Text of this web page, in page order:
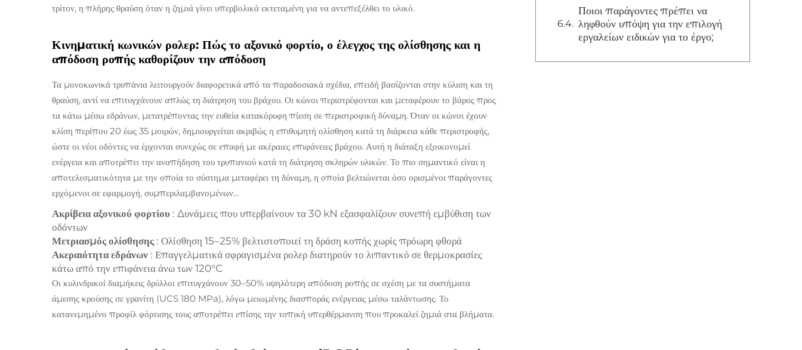
τρίτον, η πλήρης θραύση όταν η ζημιά γίνει υπερβολικά εκτεταμένη για να αντεπεξέλθει το υλικό.
Κινηματική κωνικών ρολερ: Πώς το αξονικό φορτίο, ο έλεγχος της ολίσθησης και η
απόδοση ροπής καθορίζουν την απόδοση
Τα μονοκωνικά τρυπάνια λειτουργούν διαφορετικά από τα παραδοσιακά σχέδια, επειδή βασίζονται στην κύλιση και τη
θραύση, αντί να επιτυγχάνουν απλώς τη διάτρηση του βράχου. Οι κώνοι περιστρέφονται και μεταφέρουν το βάρος προς
τα κάτω μέσω εδράνων, μετατρέποντας την ευθεία κατακόρυφη πίεση σε περιστροφική δύναμη. Όταν οι κώνοι έχουν
κλίση περίπου 20 έως 35 μοιρών, δημιουργείται ακριβώς η επιθυμητή ολίσθηση κατά τη διάρκεια κάθε περιστροφής,
ώστε οι νέοι οδόντες να έρχονται συνεχώς σε επαφή με ακέραιες επιφάνειες βράχου. Αυτή η διάταξη εξοικονομεί
ενέργεια και αποτρέπει την αναπήδηση του τρυπανιού κατά τη διάτρηση σκληρών υλικών. Το πιο σημαντικό είναι η
αποτελεσματικότητα με την οποία το σύστημα μεταφέρει τη δύναμη, η οποία βελτιώνεται όσο ορισμένοι παράγοντες
ερχόμενοι σε εφαρμογή, συμπεριλαμβανομένων...
Ακρίβεια αξονικού φορτίου : Δυνάμεις που υπερβαίνουν τα 30 kN εξασφαλίζουν συνεπή εμβύθιση των
οδόντων
Μετριασμός ολίσθησης : Ολίσθηση 15–25% βελτιστοποιεί τη δράση κοπής χωρίς πρόωρη φθορά
Ακεραιότητα εδράνων : Επαγγελματικά σφραγισμένα ρολερ διατηρούν το λιπαντικό σε θερμοκρασίες
κάτω από την επιφάνεια άνω των 120°C
Οι κυλινδρικοί διαμήκεις δρύλλοι επιτυγχάνουν 30–50% υψηλότερη απόδοση ροπής σε σχέση με τα συστήματα
άμεσης κρούσης σε γρανίτη (UCS 180 MPa), λόγω μειωμένης διασποράς ενέργειας μέσω ταλάντωσης. Το
κατανεμημένο προφίλ φόρτισης τους αποτρέπει επίσης την τοπική υπερθέρμανση που προκαλεί ζημιά στα βλήματα.
Ποιοι παράγοντες πρέπει να
ληφθούν υπόψη για την επιλογή
εργαλείων ειδικών για το έργο;